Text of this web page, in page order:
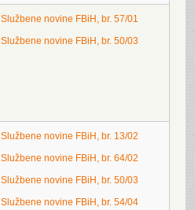
Službene novine FBiH, br. 57/01
Službene novine FBiH, br. 50/03
Službene novine FBiH, br. 13/02
Službene novine FBiH, br. 64/02
Službene novine FBiH, br. 50/03
Službene novine FBiH, br. 54/04